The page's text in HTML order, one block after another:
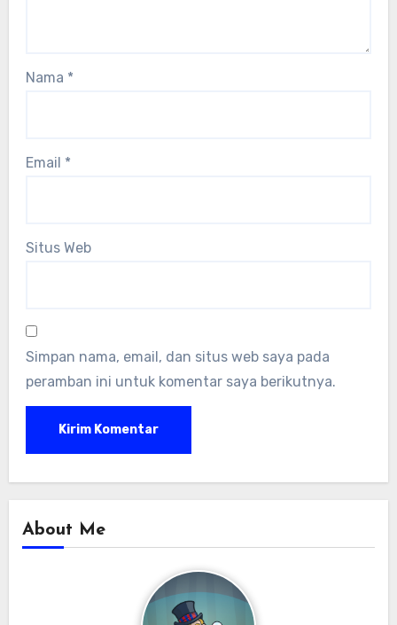
Nama *
Email *
Situs Web
Simpan nama, email, dan situs web saya pada
peramban ini untuk komentar saya berikutnya.
About Me